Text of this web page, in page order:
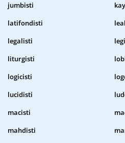
jumbisti
latifondisti
legalisti
liturgisti
logicisti
lucidisti
macisti
mahdisti